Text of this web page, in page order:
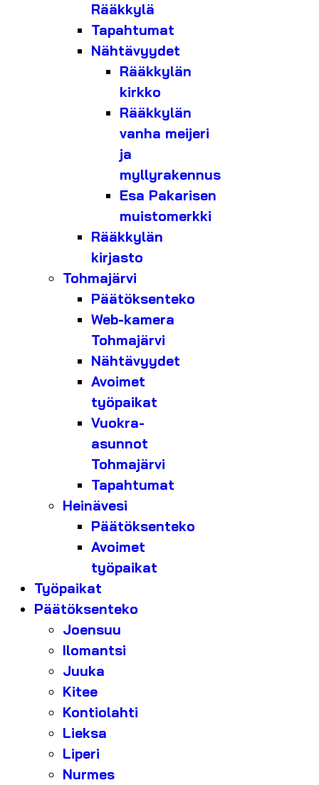
Rääkkylä
Tapahtumat
Nähtävyydet
Rääkkylän
kirkko
Rääkkylän
vanha meijeri
ja
myllyrakennus
Esa Pakarisen
muistomerkki
Rääkkylän
kirjasto
Tohmajärvi
Päätöksenteko
Web-kamera
Tohmajärvi
Nähtävyydet
Avoimet
työpaikat
Vuokra-
asunnot
Tohmajärvi
Tapahtumat
Heinävesi
Päätöksenteko
Avoimet
työpaikat
Työpaikat
Päätöksenteko
Joensuu
Ilomantsi
Juuka
Kitee
Kontiolahti
Lieksa
Liperi
Nurmes